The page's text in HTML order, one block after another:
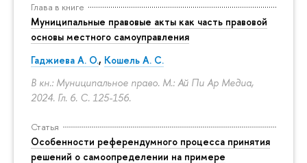
Глава в книге
Муниципальные правовые акты как часть правовой
основы местного самоуправления
Гаджиева А. О., Кошель А. С.
В кн.: Муниципальное право. М.: Ай Пи Ар Медиа,
2024. Гл. 6. С. 125-156.
Статья
Особенности референдумного процесса принятия
решений о самоопределении на примере